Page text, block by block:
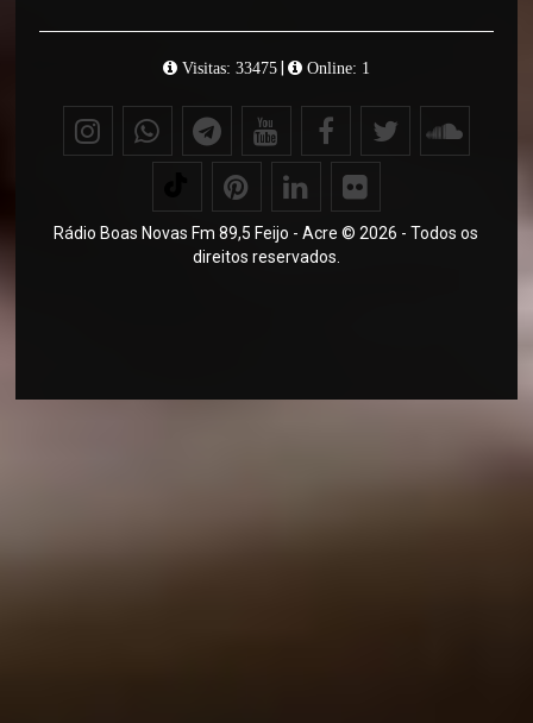
Visitas: 33475| Online: 1
Rádio Boas Novas Fm 89,5 Feijo - Acre © 2026 - Todos os
direitos reservados.